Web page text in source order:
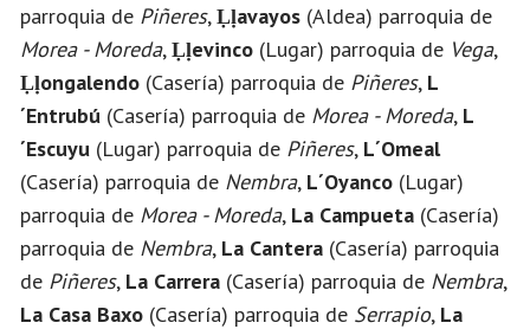
parroquia de Piñeres, Ḷḷavayos (Aldea) parroquia de
Morea - Moreda, Ḷḷevinco (Lugar) parroquia de Vega,
Ḷḷongalendo (Casería) parroquia de Piñeres, L
´Entrubú (Casería) parroquia de Morea - Moreda, L
´Escuyu (Lugar) parroquia de Piñeres, L´Omeal
(Casería) parroquia de Nembra, L´Oyanco (Lugar)
parroquia de Morea - Moreda, La Campueta (Casería)
parroquia de Nembra, La Cantera (Casería) parroquia
de Piñeres, La Carrera (Casería) parroquia de Nembra,
La Casa Baxo (Casería) parroquia de Serrapio, La